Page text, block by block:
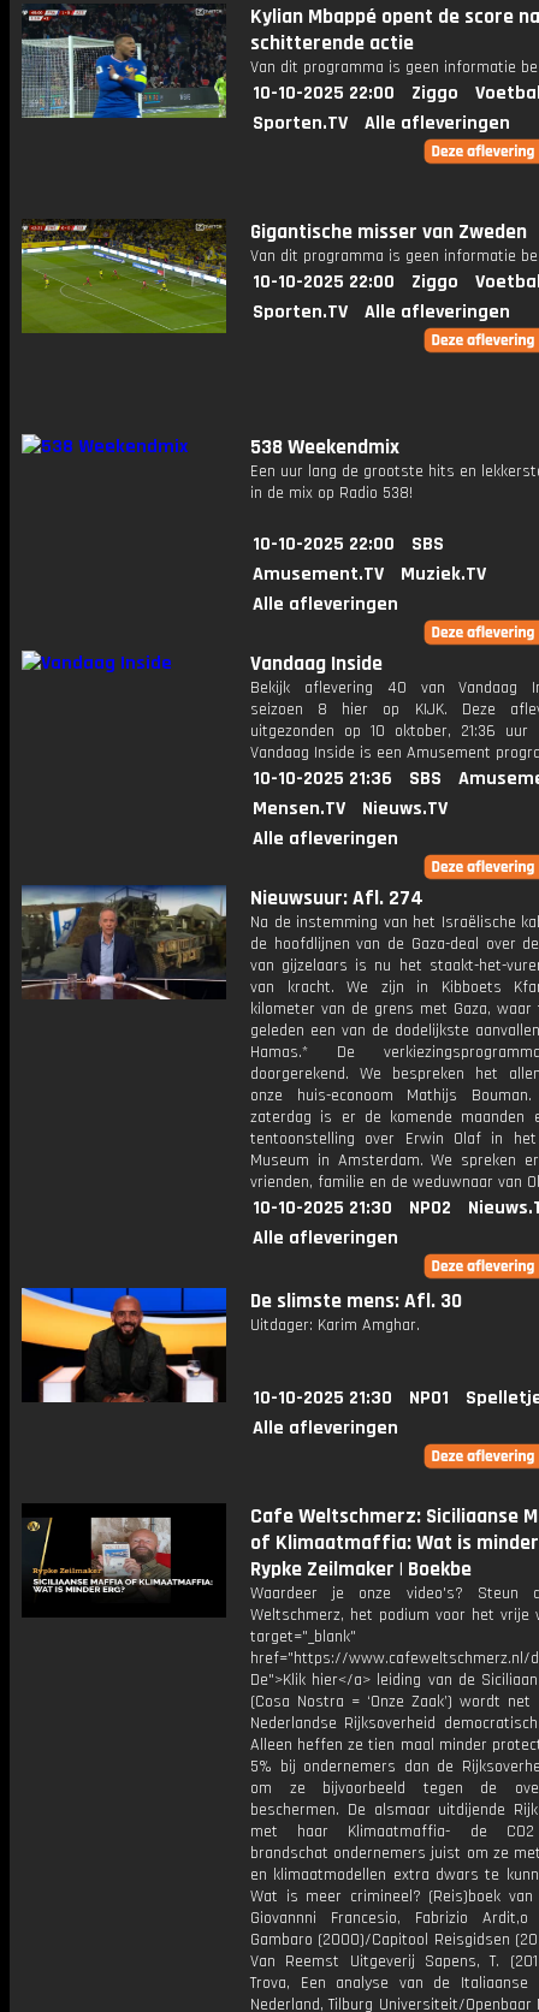
Kylian Mbappé opent de score na
schitterende actie
Van dit programma is geen informatie
10-10-2025 22:00 Ziggo
Sporten.TV
Alle afleveringen
Gigantische misser van Zweden
Van dit programma is geen informatie
10-10-2025 22:00 Ziggo
Sporten.TV
Alle afleveringen
538 Weekendmix
Een uur lang de grootste hits en
in de mix op Radio 538!
10-10-2025 22:00
SBS
Amusement.TV
Muziek.TV
Alle afleveringen
Vandaag Inside
Bekijk aflevering 40 van Vandaag
seizoen 8 hier op KIJK. Deze
uitgezonden op 10 oktober, 21:36 uur
Vandaag Inside is een Amusement
10-10-2025 21:36 SBS
Mensen.TV
Nieuws.TV
Alle afleveringen
Nieuwsuur: Afl. 274
Na de instemming van het Israëlische
de hoofdlijnen van de Gaza-deal over
van gijzelaars is nu het staakt-het-
van kracht. We zijn in Kibboets
kilometer van de grens met Gaza,
geleden een van de dodelijkste
Hamas.* De
doorgerekend. We bespreken het
onze huis-econoom Mathijs
zaterdag is er de komende maanden
tentoonstelling over Erwin Olaf in
Museum in Amsterdam. We spreken
vrienden, familie en de weduwnaar van
10-10-2025 21:30 NPO2
Alle afleveringen
De slimste mens: Afl. 30
Uitdager: Karim Amghar.
10-10-2025 21:30 NPO1
Alle afleveringen
Cafe Weltschmerz: Siciliaanse
of Klimaatmaffia: Wat is
Rypke Zeilmaker | Boekbe
Waardeer je onze video's? Steun
Weltschmerz, het podium voor het vrije
target="_blank"
href="https://www.cafeweltschmerz.nl/
De">Klik hier</a> leiding van de
(Cosa Nostra = ‘Onze Zaak’) wordt
Nederlandse Rijksoverheid
Alleen heffen ze tien maal minder
5% bij ondernemers dan de
om ze bijvoorbeeld tegen de
beschermen. De alsmaar uitdijende
met haar Klimaatmaffia- de
brandschat ondernemers juist om ze
en klimaatmodellen extra dwars te
Wat is meer crimineel? (Reis)boek
Giovannni Francesio, Fabrizio Ardit,o
Gambaro (2000)/Capitool Reisgidsen
Van Reemst Uitgeverij Sapens, T.
Trova, Een analyse van de
Nederland, Tilburg Universiteit/